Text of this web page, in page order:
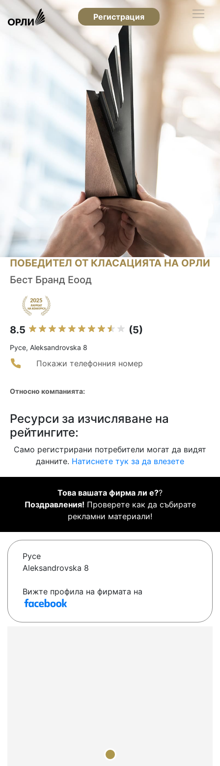
Регистрация
ПОБЕДИТЕЛ ОТ КЛАСАЦИЯТА НА ОРЛИ
Бест Бранд Еоод
8.5 (5)
Русе, Aleksandrovska 8
Покажи телефонния номер
Относно компанията:
Ресурси за изчисляване на
рейтингите:
Само регистрирани потребители могат да видят
данните. Натиснете тук за да влезете
Това вашата фирма ли е??
Поздравления! Проверете как да събирате
рекламни материали!
Русе
Aleksandrovska 8
Вижте профила на фирмата на